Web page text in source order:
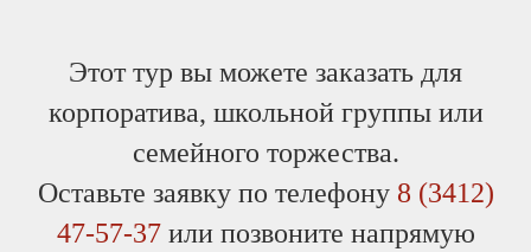
Этот тур вы можете заказать для
корпоратива, школьной группы или
семейного торжества.
Оставьте заявку по телефону 8 (3412)
47-57-37или позвоните напрямую